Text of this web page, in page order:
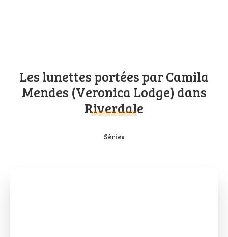
Les lunettes portées par Camila
Mendes (Veronica Lodge) dans
Riverdale
Séries